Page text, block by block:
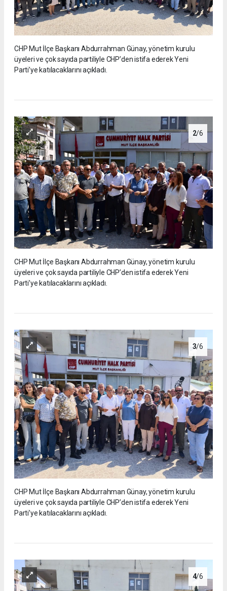
CHP Mut İlçe Başkanı Abdurrahman Günay, yönetim kurulu
üyeleri ve çok sayıda partiliyle CHP’den istifa ederek Yeni
Parti’ye katılacaklarını açıkladı.
2/6
CHP Mut İlçe Başkanı Abdurrahman Günay, yönetim kurulu
üyeleri ve çok sayıda partiliyle CHP’den istifa ederek Yeni
Parti’ye katılacaklarını açıkladı.
3/6
CHP Mut İlçe Başkanı Abdurrahman Günay, yönetim kurulu
üyeleri ve çok sayıda partiliyle CHP’den istifa ederek Yeni
Parti’ye katılacaklarını açıkladı.
4/6